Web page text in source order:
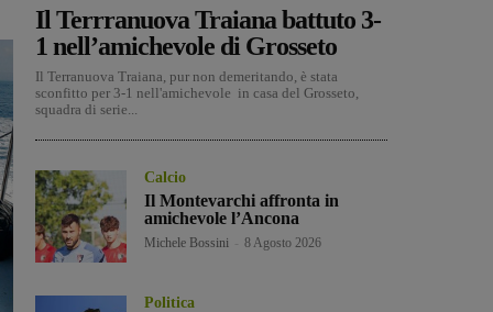
Il Terrranuova Traiana battuto 3-
1 nell’amichevole di Grosseto
Il Terranuova Traiana, pur non demeritando, è stata
sconfitto per 3-1 nell'amichevole in casa del Grosseto,
squadra di serie...
Calcio
Il Montevarchi affronta in
amichevole l’Ancona
Michele Bossini 8 Agosto 2026
Politica